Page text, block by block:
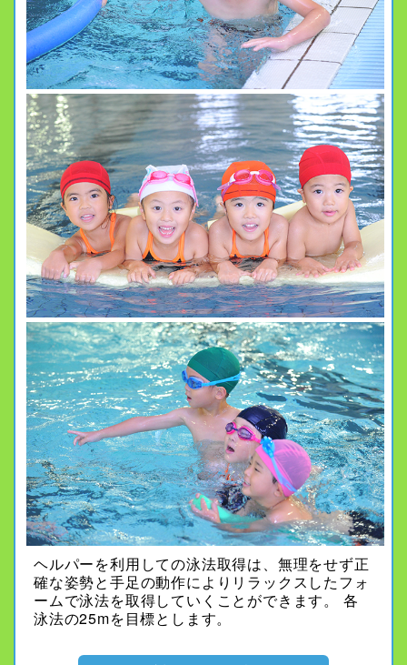
ヘルパーを利用しての泳法取得は、無理をせず正
確な姿勢と手足の動作によりリラックスしたフォ
ームで泳法を取得していくことができます。 各
泳法の25mを目標とします。